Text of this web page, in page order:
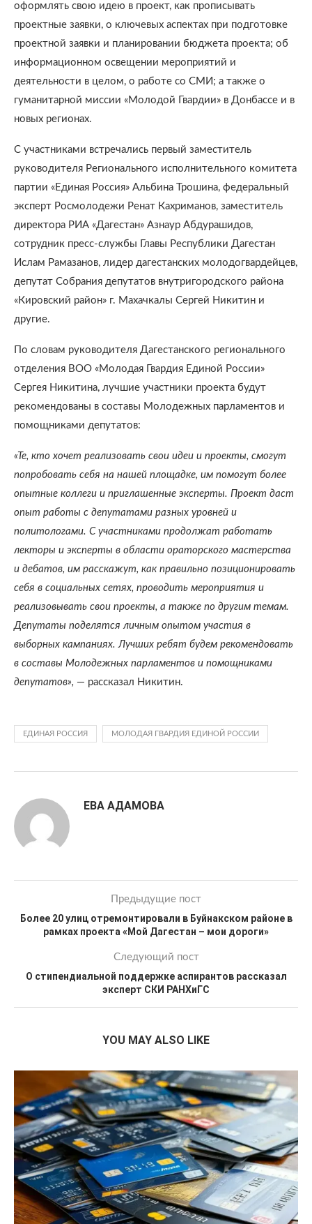
оформлять свою идею в проект, как прописывать
проектные заявки, о ключевых аспектах при подготовке
проектной заявки и планировании бюджета проекта; об
информационном освещении мероприятий и
деятельности в целом, о работе со СМИ; а также о
гуманитарной миссии «Молодой Гвардии» в Донбассе и в
новых регионах.
С участниками встречались первый заместитель
руководителя Регионального исполнительного комитета
партии «Единая Россия» Альбина Трошина, федеральный
эксперт Росмолодежи Ренат Кахриманов, заместитель
директора РИА «Дагестан» Азнаур Абдурашидов,
сотрудник пресс-службы Главы Республики Дагестан
Ислам Рамазанов, лидер дагестанских молодогвардейцев,
депутат Собрания депутатов внутригородского района
«Кировский район» г. Махачкалы Сергей Никитин и
другие.
По словам руководителя Дагестанского регионального
отделения ВОО «Молодая Гвардия Единой России»
Сергея Никитина, лучшие участники проекта будут
рекомендованы в составы Молодежных парламентов и
помощниками депутатов:
«Те, кто хочет реализовать свои идеи и проекты, смогут
попробовать себя на нашей площадке, им помогут более
опытные коллеги и приглашенные эксперты. Проект даст
опыт работы с депутатами разных уровней и
политологами. С участниками продолжат работать
лекторы и эксперты в области ораторского мастерства
и дебатов, им расскажут, как правильно позиционировать
себя в социальных сетях, проводить мероприятия и
реализовывать свои проекты, а также по другим темам.
Депутаты поделятся личным опытом участия в
выборных кампаниях. Лучших ребят будем рекомендовать
в составы Молодежных парламентов и помощниками
депутатов», — рассказал Никитин.
ЕДИНАЯ РОССИЯ МОЛОДАЯ ГВАРДИЯ ЕДИНОЙ РОССИИ
ЕВА АДАМОВА
Предыдущие пост
Более 20 улиц отремонтировали в Буйнакском районе в
рамках проекта «Мой Дагестан – мои дороги»
Следующий пост
О стипендиальной поддержке аспирантов рассказал
эксперт СКИ РАНХиГС
YOU MAY ALSO LIKE